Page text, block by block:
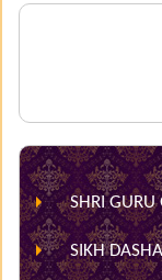
SHRI GURU
SIKH